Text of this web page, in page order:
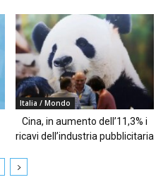
Italia / Mondo
Cina, in aumento dell’11,3% i
ricavi dell’industria pubblicitaria